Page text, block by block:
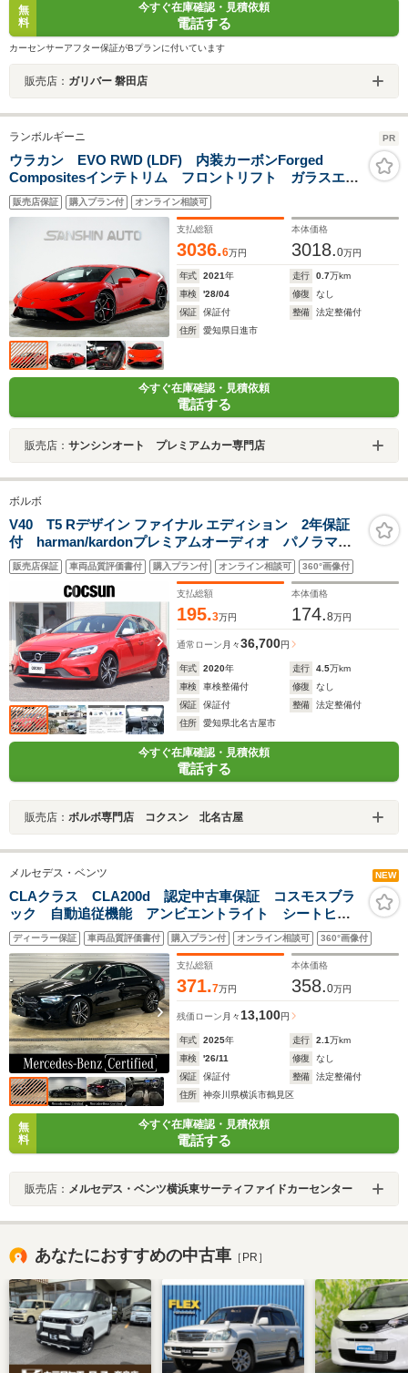
無
料
今すぐ在庫確認・見積依頼
電話する
カーセンサーアフター保証がBプランに付いています
販売店： ガリバー 磐田店
ランボルギーニ PR
ウラカン EVO RWD (LDF) 内装カーボンForged
Compositesインテトリム フロントリフト ガラスエン
ジンフード ブランディングPKG レッドキャリパー
バックカメラ 純正20インチAW
販売店保証 購入プラン付 オンライン相談可
支払総額
3036.6万円
本体価格
3018.0万円
年式 2021年 走行 0.7万km
車検
'28/04 修復
なし
保証
保証付 整備
法定整備付
住所
愛知県日進市
今すぐ在庫確認・見積依頼
電話する
販売店： サンシンオート プレミアムカー専門店
ボルボ
V40 T5 Rデザイン ファイナル エディション 2年保証
付 harman/kardonプレミアムオーディオ パノラマガ
ラスルーフ 18インチアルミホイール ナビゲーショ
ン リアビューカメラ オフブラック本革シート シー
トヒーター パワーシート 禁煙
販売店保証 車両品質評価書付 購入プラン付 オンライン相談可 360°画像付
支払総額
195.3万円
本体価格
174.8万円
通常ローン 月々36,700円
年式 2020年 走行 4.5万km
車検
車検整備付 修復
なし
保証
保証付 整備
法定整備付
住所
愛知県北名古屋市
今すぐ在庫確認・見積依頼
電話する
販売店： ボルボ専門店 コクスン 北名古屋
メルセデス・ベンツ NEW
CLAクラス CLA200d 認定中古車保証 コスモスブラ
ック 自動追従機能 アンビエントライト シートヒー
ター 電動パワーシート 純正ドライブレコーダー ワ
イヤレスチャージャー MBUX ETC 純正ナビ バッ
クカメラ
ディーラー保証 車両品質評価書付 購入プラン付 オンライン相談可 360°画像付
支払総額
371.7万円
本体価格
358.0万円
残価ローン 月々 13,100円
年式 2025年 走行 2.1万km
車検
'26/11 修復
なし
保証
保証付 整備
法定整備付
住所
神奈川県横浜市鶴見区
無
料
今すぐ在庫確認・見積依頼
電話する
販売店： メルセデス・ベンツ横浜東サーティファイドカーセンター
あなたにおすすめの中古車 ［PR］